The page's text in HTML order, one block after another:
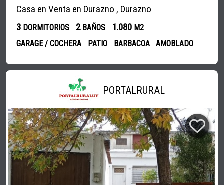
Casa en Venta en Durazno , Durazno
3 DORMITORIOS 2BAÑOS 1.080 M2
GARAGE / COCHERA
PATIO BARBACOA AMOBLADO
PORTALRURAL